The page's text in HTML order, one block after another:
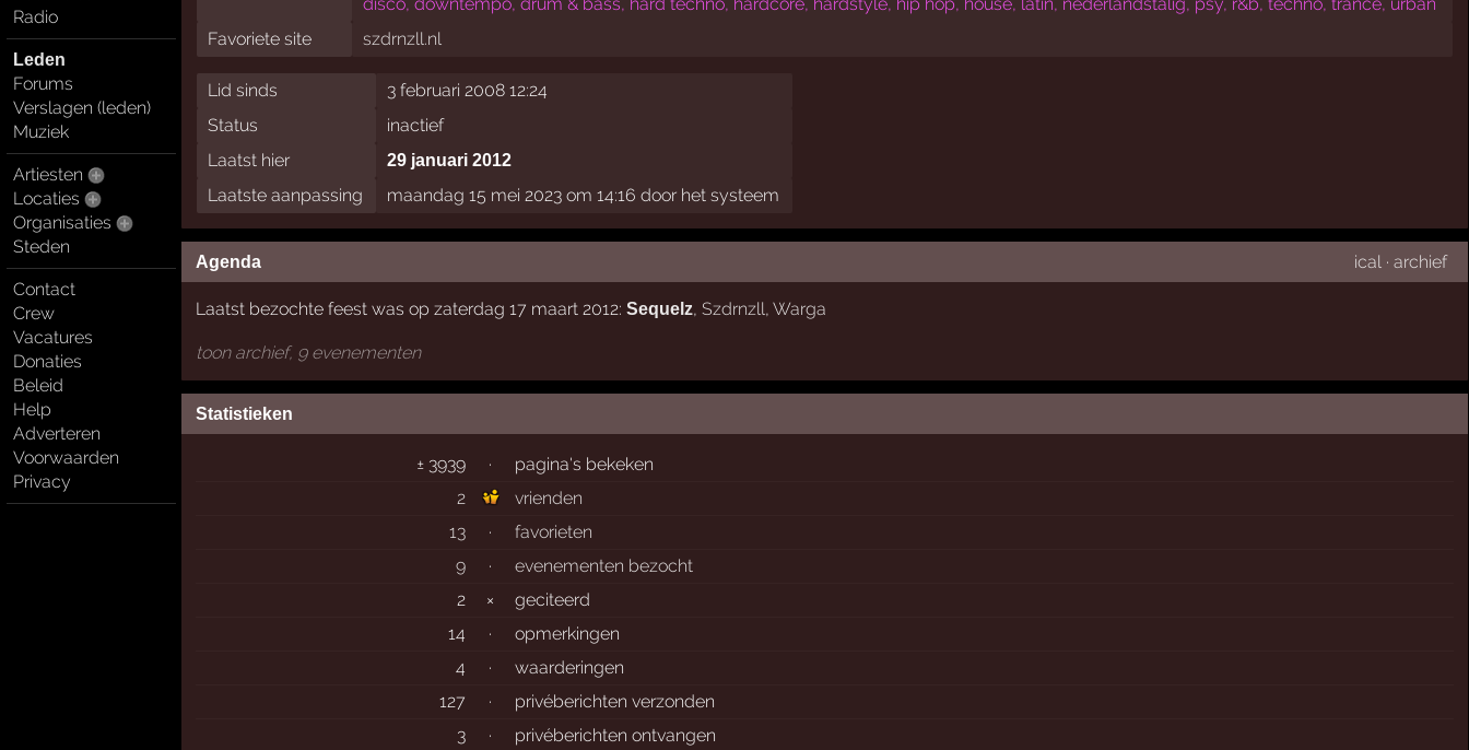
Radio
Leden
Forums
Verslagen (leden)
Muziek
Artiesten
Locaties
Organisaties
Steden
Contact
Crew
Vacatures
Donaties
Beleid
Help
Adverteren
Voorwaarden
Privacy
Favoriete site
szdrnzll.nl
Lid sinds
3 februari 2008 12:24
Status
inactief
Laatst hier
29 januari 2012
Laatste aanpassing maandag 15 mei 2023 om 14:16 door het systeem
Agenda ical · archief
Laatst bezochte feest was op zaterdag 17 maart 2012: Sequelz, Szdrnzll, Warga
toon archief, 9 evenementen
Statistieken
± 3939 ·
pagina's bekeken
2
vrienden
13
·
favorieten
9
·
evenementen bezocht
2
×
geciteerd
14
·
opmerkingen
4
·
waarderingen
127
·
privéberichten verzonden
3
· privéberichten ontvangen